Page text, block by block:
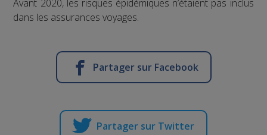
Avant 2020, les risques épidémiques n’étaient pas inclus
dans les assurances voyages.
Partager sur Facebook
Partager sur Twitter